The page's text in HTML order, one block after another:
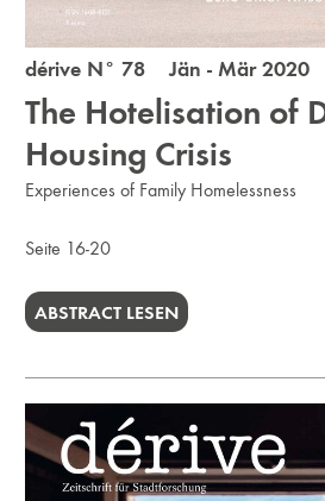
dérive N° 78 Jän - Mär 2020
The Hotelisation of
Housing Crisis
Experiences of Family Homelessness
Seite 16-20
ABSTRACT LESEN